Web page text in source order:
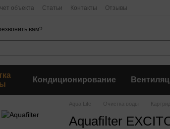
объекта Статьи Контакты Отзывы
вам?
Кондиционирование
Aqua Life Очистка воды
Aquafilter